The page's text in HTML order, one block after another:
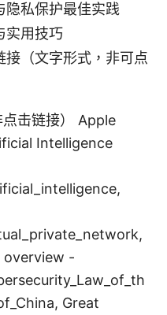
隐私保护最佳实践
实用技巧
接（文字形式，非可点
击链接） Apple
Intelligence
overview -
Great